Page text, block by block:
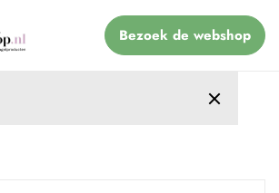
Bezoek de webshop